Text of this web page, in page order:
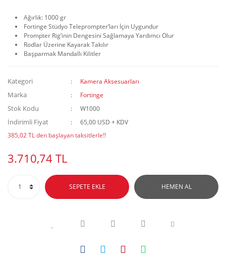
Ağırlık: 1000 gr
Fortinge Stüdyo Teleprompter’ları İçin Uygundur
Prompter Rig’inin Dengesini Sağlamaya Yardımcı Olur
Rodlar Üzerine Kayarak Takılır
Başparmak Mandallı Kilitler
Kategori Kamera Aksesuarları
Marka Fortinge
Stok Kodu W1000
İndirimli Fiyat
65,00 USD + KDV
385,02 TL den başlayan taksitlerle!!
3.710,74 TL
SEPETE EKLE HEMEN AL